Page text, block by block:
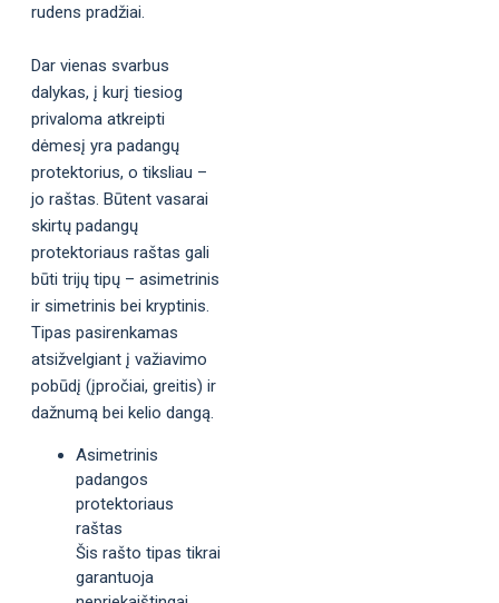
rudens pradžiai.
Dar vienas svarbus
dalykas, į kurį tiesiog
privaloma atkreipti
dėmesį yra padangų
protektorius, o tiksliau –
jo raštas. Būtent vasarai
skirtų padangų
protektoriaus raštas gali
būti trijų tipų – asimetrinis
ir simetrinis bei kryptinis.
Tipas pasirenkamas
atsižvelgiant į važiavimo
pobūdį (įpročiai, greitis) ir
dažnumą bei kelio dangą.
Asimetrinis
padangos
protektoriaus
raštas
Šis rašto tipas tikrai
garantuoja